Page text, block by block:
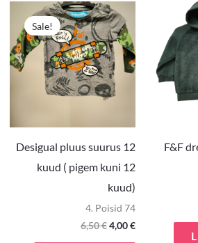
3,50 €.
Sale!
Desigual pluus suurus 12
kuud ( pigem kuni 12
kuud)
4. Poisid 74
6,50€
Algne
hind
oli:
6,50 €.
4,00€
F&F